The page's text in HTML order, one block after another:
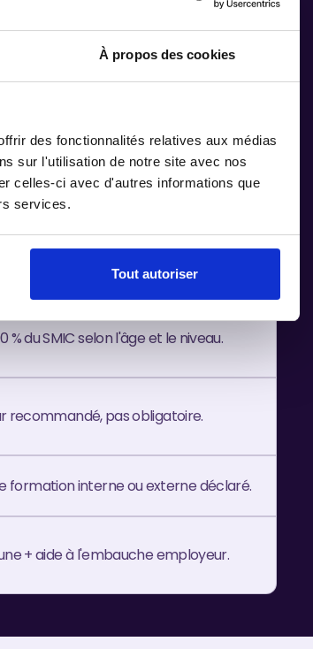
À propos des cookies
des fonctionnalités relatives aux médias
sur l'utilisation de notre site avec nos
celles-ci avec d'autres informations que
services.
Tout autoriser
CDD ou CDI.
12 mois (jusqu'à 36 mois dans certains
cas).
% du SMIC selon l'âge et le niveau.
recommandé, pas obligatoire.
formation interne ou externe déclaré.
+ aide à l'embauche employeur.